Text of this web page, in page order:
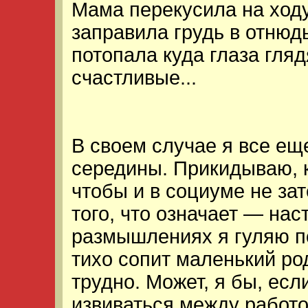
Мама перекусила на
заправила грудь в
потопала куда глаза
счастливые...
В своем случае я все
середины. Прикидываю,
чтобы и в социуме не
того, что означает —
размышлениях я гуляю
тихо сопит маленький
трудно. Может, я бы,